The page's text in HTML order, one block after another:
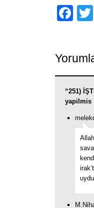
“251)
yapilmis